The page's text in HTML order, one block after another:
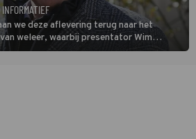
INFORMATIEF
we deze aflevering terug naar het
weleer, waarbij presentator Wim
op reis door de tijd aan de hand van